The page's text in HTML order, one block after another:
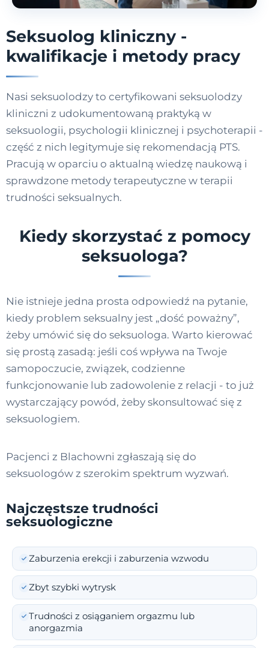
Seksuolog kliniczny -
kwalifikacje i metody pracy
Nasi seksuolodzy to certyfikowani seksuolodzy
kliniczni z udokumentowaną praktyką w
seksuologii, psychologii klinicznej i psychoterapii -
część z nich legitymuje się rekomendacją PTS.
Pracują w oparciu o aktualną wiedzę naukową i
sprawdzone metody terapeutyczne w terapii
trudności seksualnych.
Kiedy skorzystać z pomocy
seksuologa?
Nie istnieje jedna prosta odpowiedź na pytanie,
kiedy problem seksualny jest „dość poważny”,
żeby umówić się do seksuologa. Warto kierować
się prostą zasadą: jeśli coś wpływa na Twoje
samopoczucie, związek, codzienne
funkcjonowanie lub zadowolenie z relacji - to już
wystarczający powód, żeby skonsultować się z
seksuologiem.
Pacjenci z Blachowni zgłaszają się do
seksuologów z szerokim spektrum wyzwań.
Najczęstsze trudności
seksuologiczne
Zaburzenia erekcji i zaburzenia wzwodu
Zbyt szybki wytrysk
Trudności z osiąganiem orgazmu lub
anorgazmia